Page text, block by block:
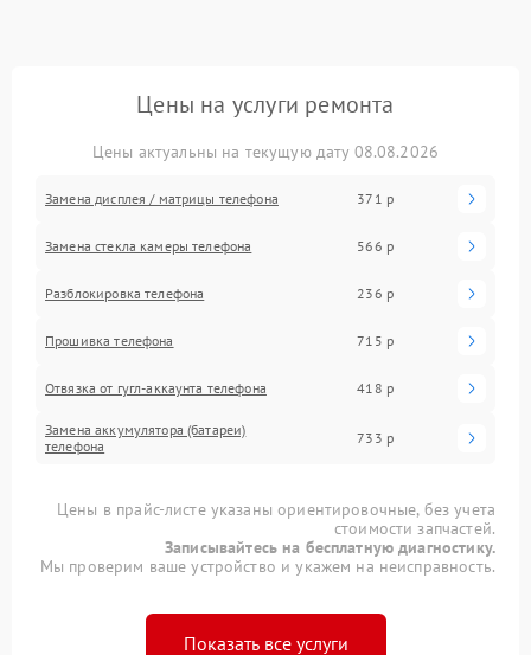
Цены на услуги ремонта
Цены актуальны на текущую дату 08.08.2026
Замена дисплея / матрицы телефона 371 р
Замена стекла камеры телефона 566 р
Разблокировка телефона 236 р
Прошивка телефона 715 р
Отвязка от гугл-аккаунта телефона 418 р
Замена аккумулятора (батареи)
телефона
733 р
Цены в прайс-листе указаны ориентировочные, без учета
стоимости запчастей.
Записывайтесь на бесплатную диагностику.
Мы проверим ваше устройство и укажем на неисправность.
Показать все услуги